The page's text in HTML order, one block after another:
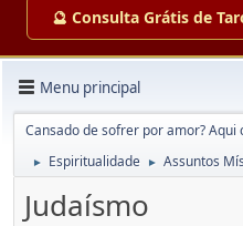
🔮 Consulta Grátis de
Menu principal
Cansado de sofrer por amor? Aqui
► Espiritualidade ► Assuntos
Judaísmo